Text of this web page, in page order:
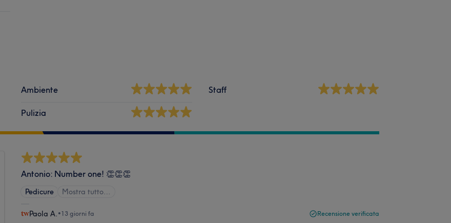
Ambiente
Pulizia
Staff
Antonio: Number one! 👏👏👏
Pedicure Mostra tutto…
Paola A. •13 giorni fa Recensione verificata